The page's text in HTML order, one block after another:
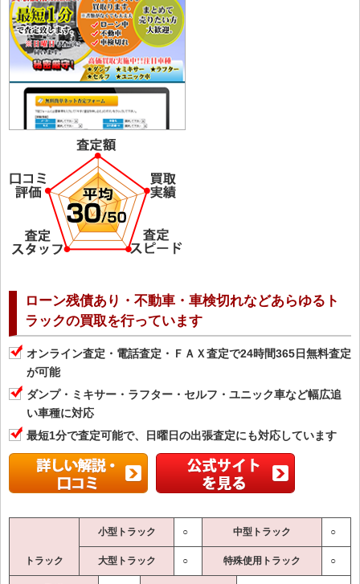
ローン残債あり・不動車・車検切れなどあらゆるト
ラックの買取を行っています
オンライン査定・電話査定・ＦＡＸ査定で24時間365日無料査定
が可能
ダンプ・ミキサー・ラフター・セルフ・ユニック車など幅広追
い車種に対応
最短1分で査定可能で、日曜日の出張査定にも対応しています
トラック
小型トラック ○ 中型トラック ○
大型トラック ○ 特殊使用トラック ○